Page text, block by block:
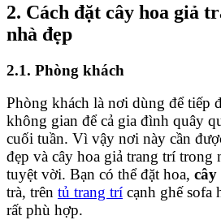
2. Cách đặt cây hoa giả
nhà đẹp
2.1. Phòng khách
Phòng khách là nơi dùng để tiếp
không gian để cả gia đình quây
cuối tuần. Vì vậy nơi này cần
đẹp và cây hoa giả trang trí trong
tuyệt vời. Bạn có thể đặt hoa,
trà, trên tủ trang trí cạnh ghế sofa
rất phù hợp.